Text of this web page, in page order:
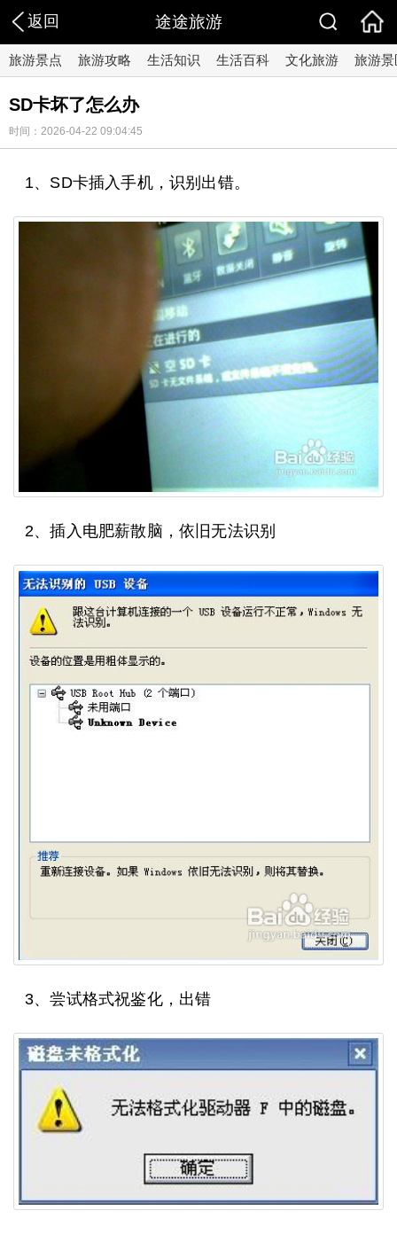
返回 途途旅游
旅游景点 旅游攻略 生活知识 生活百科 文化旅游 旅游景
SD卡坏了怎么办
时间：2026-04-22 09:04:45
1、SD卡插入手机，识别出错。
2、插入电肥薪散脑，依旧无法识别
3、尝试格式祝鉴化，出错